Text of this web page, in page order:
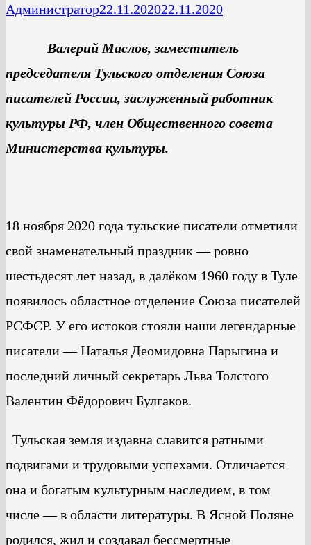
Администратор22.11.202022.11.2020
Валерий Маслов, заместитель
председателя Тульского отделения Союза
писателей России, заслуженный работник
культуры РФ, член Общественного совета
Министерства культуры.
18 ноября 2020 года тульские писатели отметили
свой знаменательный праздник — ровно
шестьдесят лет назад, в далёком 1960 году в Туле
появилось областное отделение Союза писателей
РСФСР. У его истоков стояли наши легендарные
писатели — Наталья Деомидовна Парыгина и
последний личный секретарь Льва Толстого
Валентин Фёдорович Булгаков.
Тульская земля издавна славится ратными
подвигами и трудовыми успехами. Отличается
она и богатым культурным наследием, в том
числе — в области литературы. В Ясной Поляне
родился, жил и создавал бессмертные